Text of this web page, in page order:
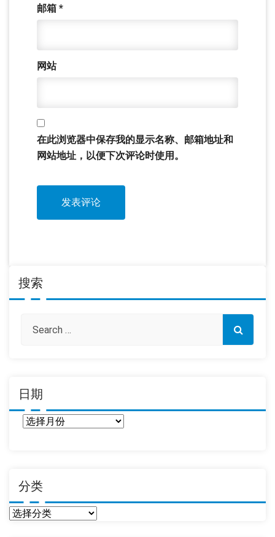
邮箱 *
网站
在此浏览器中保存我的显示名称、邮箱地址和
网站地址，以便下次评论时使用。
搜索
日期
分类
分